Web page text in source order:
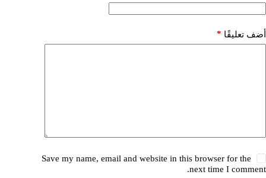
أضف تعليقًا *
Save my name, email and website in this browser for the
next time I comment.